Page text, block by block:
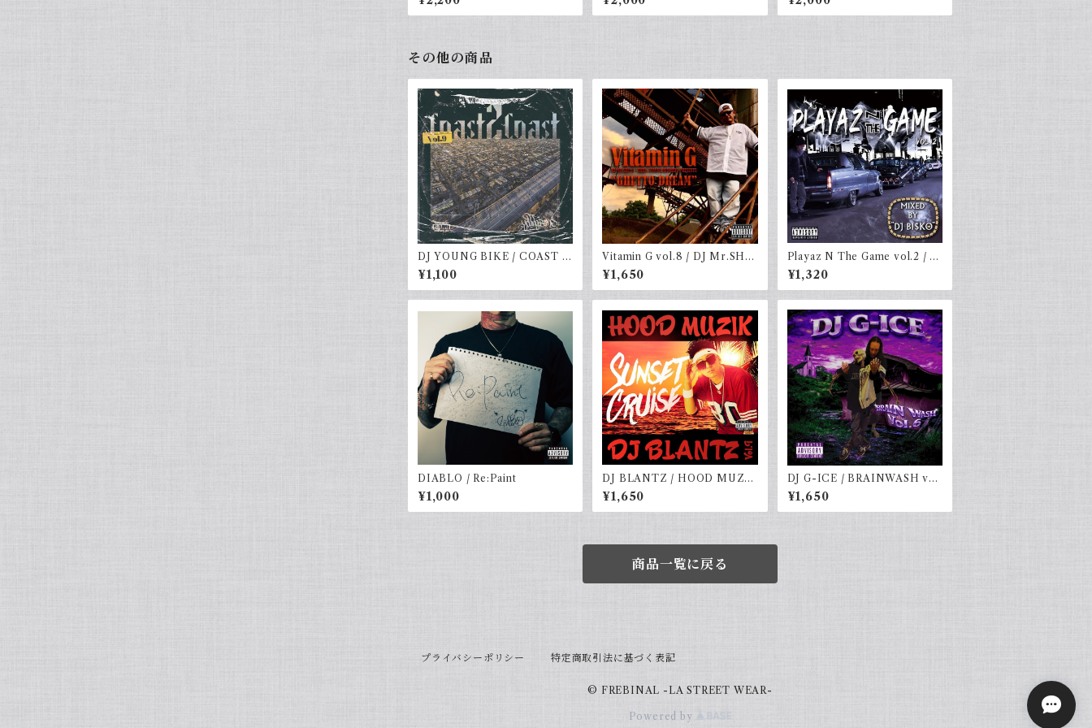
その他の商品
DJ YOUNG BIKE / COAST 2
COAST vol.9
¥1,100
Vitamin G vol.8 / DJ Mr.SHU
-G
¥1,650
Playaz N The Game vol.2 / D
J BI$KO
¥1,320
DIABLO / Re:Paint
¥1,000
DJ BLANTZ / HOOD MUZI
K vol.9-SUNSET CRUISE-
¥1,650
DJ G-ICE / BRAINWASH vol.
6
¥1,650
商品一覧に戻る
プライバシーポリシー 特定商取引法に基づく表記
© FREBINAL -LA STREET WEAR-
Powered by